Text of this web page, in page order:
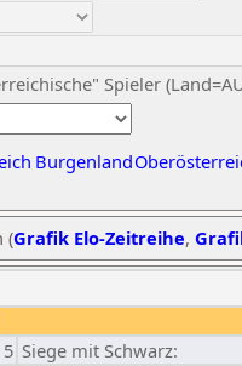
Spieler
Burgenland
(Grafik Elo-Zeitreihe,
5 Siege mit Schwarz: